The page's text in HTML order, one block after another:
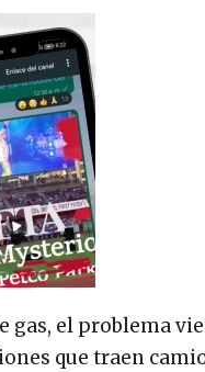
gas, el problema
que traen